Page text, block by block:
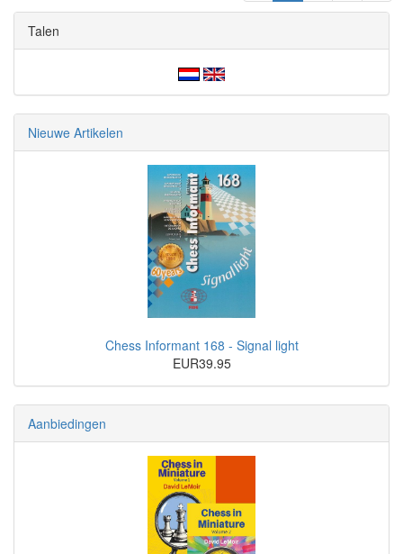
Talen
Nieuwe Artikelen
Chess Informant 168 - Signal light
EUR39.95
Aanbiedingen